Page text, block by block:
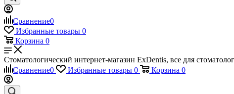
Сравнение0
Избранные товары 0
Корзина 0
Стоматологический интернет-магазин ExDentis, все для
Сравнение0 Избранные товары 0 Корзина 0